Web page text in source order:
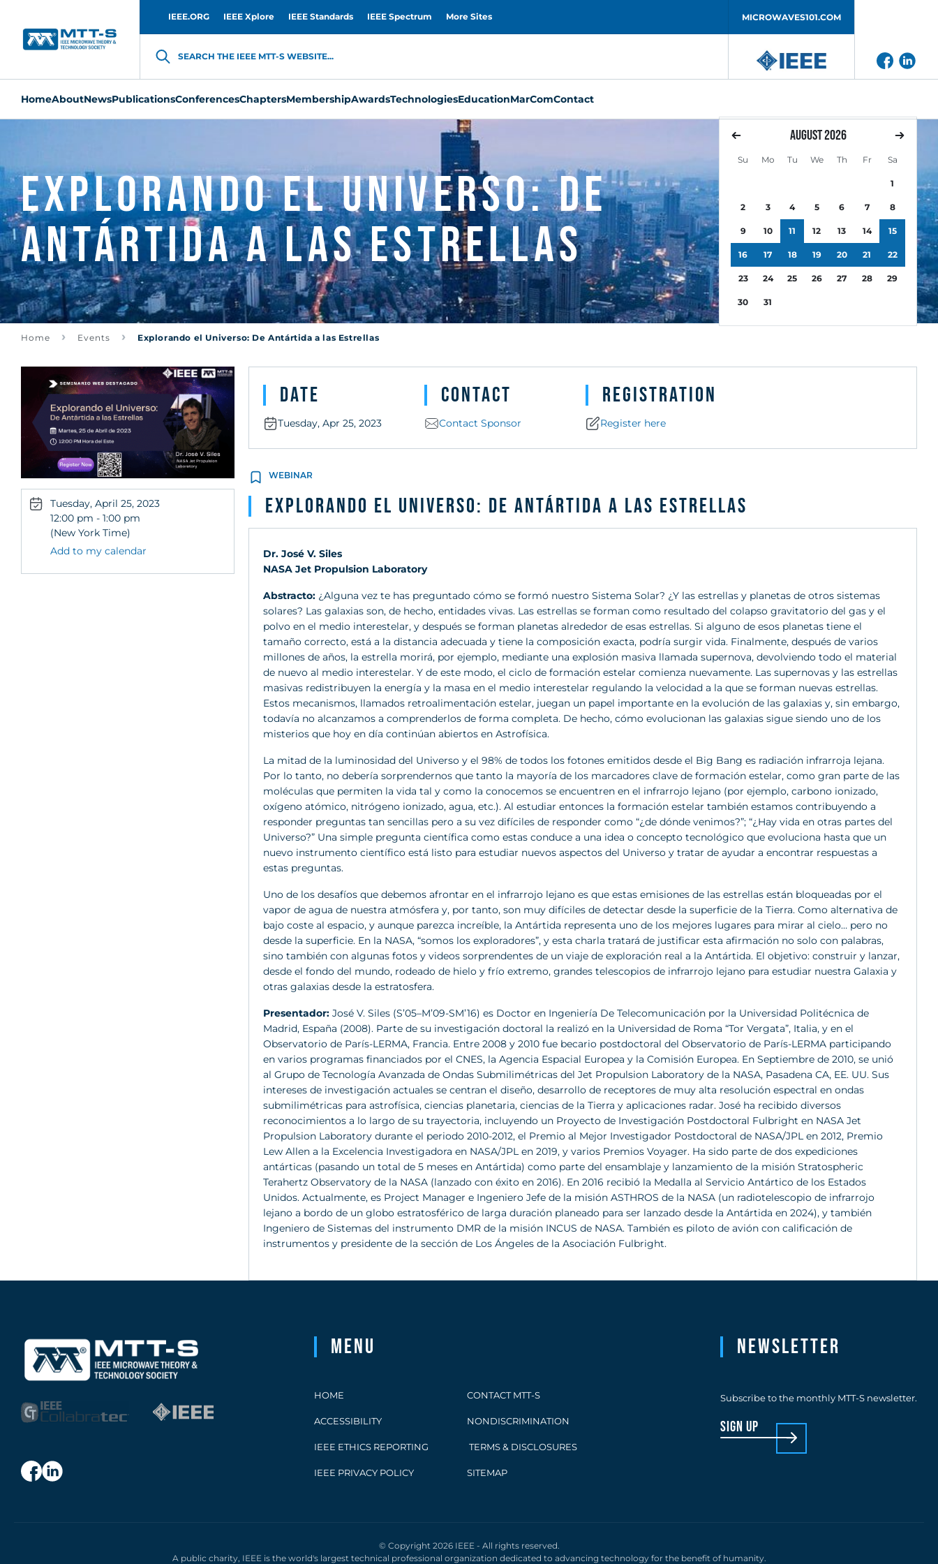
IEEE.ORG IEEE Xplore IEEE Standards IEEE Spectrum More Sites MICROWAVES101.COM
SEARCH THE IEEE MTT-S WEBSITE...
HomeAboutNewsPublicationsConferencesChaptersMembershipAwardsTechnologiesEducationMarComContact
Explorando el Universo: De
Antártida a las Estrellas
August2026
Su Mo Tu We Th Fr Sa
1
2 3 4 5 6 7 8
9 10 11 12 13 14 15
16 17 18 19 20 21 22
23 24 25 26 27 28 29
30 31
Home Events Explorando el Universo: De Antártida a las Estrellas
Tuesday, April 25, 2023
12:00 pm - 1:00 pm
(New York Time)
Add to my calendar
Date
Tuesday, Apr 25, 2023
Contact
Contact Sponsor
Registration
Register here
WEBINAR
Explorando el Universo: De Antártida a las Estrellas
Dr. José V. Siles
NASA Jet Propulsion Laboratory
Abstracto: ¿Alguna vez te has preguntado cómo se formó nuestro Sistema Solar? ¿Y las estrellas y planetas de otros sistemas
solares? Las galaxias son, de hecho, entidades vivas. Las estrellas se forman como resultado del colapso gravitatorio del gas y el
polvo en el medio interestelar, y después se forman planetas alrededor de esas estrellas. Si alguno de esos planetas tiene el
tamaño correcto, está a la distancia adecuada y tiene la composición exacta, podría surgir vida. Finalmente, después de varios
millones de años, la estrella morirá, por ejemplo, mediante una explosión masiva llamada supernova, devolviendo todo el material
de nuevo al medio interestelar. Y de este modo, el ciclo de formación estelar comienza nuevamente. Las supernovas y las estrellas
masivas redistribuyen la energía y la masa en el medio interestelar regulando la velocidad a la que se forman nuevas estrellas.
Estos mecanismos, llamados retroalimentación estelar, juegan un papel importante en la evolución de las galaxias y, sin embargo,
todavía no alcanzamos a comprenderlos de forma completa. De hecho, cómo evolucionan las galaxias sigue siendo uno de los
misterios que hoy en día continúan abiertos en Astrofísica.
La mitad de la luminosidad del Universo y el 98% de todos los fotones emitidos desde el Big Bang es radiación infrarroja lejana.
Por lo tanto, no debería sorprendernos que tanto la mayoría de los marcadores clave de formación estelar, como gran parte de las
moléculas que permiten la vida tal y como la conocemos se encuentren en el infrarrojo lejano (por ejemplo, carbono ionizado,
oxígeno atómico, nitrógeno ionizado, agua, etc.). Al estudiar entonces la formación estelar también estamos contribuyendo a
responder preguntas tan sencillas pero a su vez difíciles de responder como “¿de dónde venimos?”; “¿Hay vida en otras partes del
Universo?” Una simple pregunta científica como estas conduce a una idea o concepto tecnológico que evoluciona hasta que un
nuevo instrumento científico está listo para estudiar nuevos aspectos del Universo y tratar de ayudar a encontrar respuestas a
estas preguntas.
Uno de los desafíos que debemos afrontar en el infrarrojo lejano es que estas emisiones de las estrellas están bloqueadas por el
vapor de agua de nuestra atmósfera y, por tanto, son muy difíciles de detectar desde la superficie de la Tierra. Como alternativa de
bajo coste al espacio, y aunque parezca increíble, la Antártida representa uno de los mejores lugares para mirar al cielo… pero no
desde la superficie. En la NASA, “somos los exploradores”, y esta charla tratará de justificar esta afirmación no solo con palabras,
sino también con algunas fotos y videos sorprendentes de un viaje de exploración real a la Antártida. El objetivo: construir y lanzar,
desde el fondo del mundo, rodeado de hielo y frío extremo, grandes telescopios de infrarrojo lejano para estudiar nuestra Galaxia y
otras galaxias desde la estratosfera.
Presentador: José V. Siles (S’05–M’09-SM’16) es Doctor en Ingeniería De Telecomunicación por la Universidad Politécnica de
Madrid, España (2008). Parte de su investigación doctoral la realizó en la Universidad de Roma “Tor Vergata”, Italia, y en el
Observatorio de París-LERMA, Francia. Entre 2008 y 2010 fue becario postdoctoral del Observatorio de París-LERMA participando
en varios programas financiados por el CNES, la Agencia Espacial Europea y la Comisión Europea. En Septiembre de 2010, se unió
al Grupo de Tecnología Avanzada de Ondas Submilimétricas del Jet Propulsion Laboratory de la NASA, Pasadena CA, EE. UU. Sus
intereses de investigación actuales se centran el diseño, desarrollo de receptores de muy alta resolución espectral en ondas
submilimétricas para astrofísica, ciencias planetaria, ciencias de la Tierra y aplicaciones radar. José ha recibido diversos
reconocimientos a lo largo de su trayectoria, incluyendo un Proyecto de Investigación Postdoctoral Fulbright en NASA Jet
Propulsion Laboratory durante el periodo 2010-2012, el Premio al Mejor Investigador Postdoctoral de NASA/JPL en 2012, Premio
Lew Allen a la Excelencia Investigadora en NASA/JPL en 2019, y varios Premios Voyager. Ha sido parte de dos expediciones
antárticas (pasando un total de 5 meses en Antártida) como parte del ensamblaje y lanzamiento de la misión Stratospheric
Terahertz Observatory de la NASA (lanzado con éxito en 2016). En 2016 recibió la Medalla al Servicio Antártico de los Estados
Unidos. Actualmente, es Project Manager e Ingeniero Jefe de la misión ASTHROS de la NASA (un radiotelescopio de infrarrojo
lejano a bordo de un globo estratosférico de larga duración planeado para ser lanzado desde la Antártida en 2024), y también
Ingeniero de Sistemas del instrumento DMR de la misión INCUS de NASA. También es piloto de avión con calificación de
instrumentos y presidente de la sección de Los Ángeles de la Asociación Fulbright.
Menu
HOME CONTACT MTT-S
ACCESSIBILITY NONDISCRIMINATION
IEEE ETHICS REPORTING TERMS & DISCLOSURES
IEEE PRIVACY POLICY SITEMAP
Newsletter
Subscribe to the monthly MTT-S newsletter.
sign up
© Copyright 2026 IEEE - All rights reserved.
A public charity, IEEE is the world's largest technical professional organization dedicated to advancing technology for the benefit of humanity.